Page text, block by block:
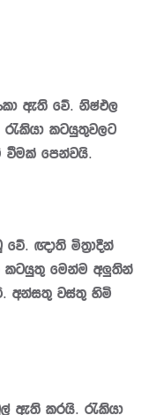
ඇති වේ. නිෂ්ඵල
කටයුතුවලට
වීමක් පෙන්වයි.
ඥාති මිත්‍රාදීන්
කටයුතු මෙන්ම අලුතින්
අන්සතු වස්තු හිමි
ඇති කරයි. රැකියා